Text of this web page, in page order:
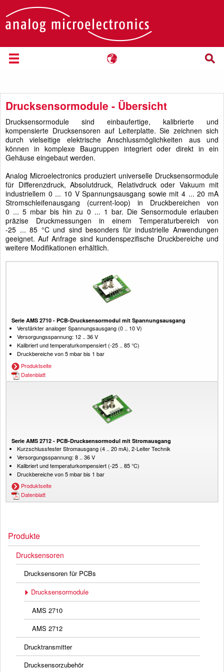
Drucksensormodule - Übersicht
Drucksensormodule sind einbaufertige, kalibrierte und
kompensierte Drucksensoren auf Leiterplatte. Sie zeichnen sich
durch vielseitige elektrische Anschlussmöglichkeiten aus und
können in komplexe Baugruppen integriert oder direkt in ein
Gehäuse eingebaut werden.
Analog Microelectronics produziert universelle Drucksensormodule
für Differenzdruck, Absolutdruck, Relativdruck oder Vakuum mit
industriellem 0 ... 10 V Spannungsausgang sowie mit 4 ... 20 mA
Stromschleifenausgang (current-loop) in Druckbereichen von
0 ... 5 mbar bis hin zu 0 ... 1 bar. Die Sensormodule erlauben
präzise Druckmessungen in einem Temperaturbereich von
-25 ... 85 °C und sind besonders für industrielle Anwendungen
geeignet. Auf Anfrage sind kundenspezifische Druckbereiche und
weitere Modifikationen erhältlich.
Serie AMS 2710 - PCB-Drucksensormodul mit Spannungsausgang
Verstärkter analoger Spannungsausgang (0 .. 10 V)
Versorgungsspannung: 12 .. 36 V
Kalibriert und temperaturkompensiert (-25 .. 85 °C)
Druckbereiche von 5 mbar bis 1 bar
Produktseite
Datenblatt
Serie AMS 2712 - PCB-Drucksensormodul mit Stromausgang
Kurzschlussfester Stromausgang (4 .. 20 mA), 2-Leiter Technik
Versorgungsspannung: 8 .. 36 V
Kalibriert und temperaturkompensiert (-25 .. 85 °C)
Druckbereiche von 5 mbar bis 1 bar
Produktseite
Datenblatt
Produkte
Drucksensoren
Drucksensoren für PCBs
Drucksensormodule
AMS 2710
AMS 2712
Drucktransmitter
Drucksensorzubehör